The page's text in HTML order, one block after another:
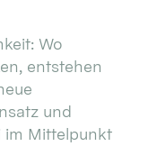
Wo
entstehen
und
im Mittelpunkt